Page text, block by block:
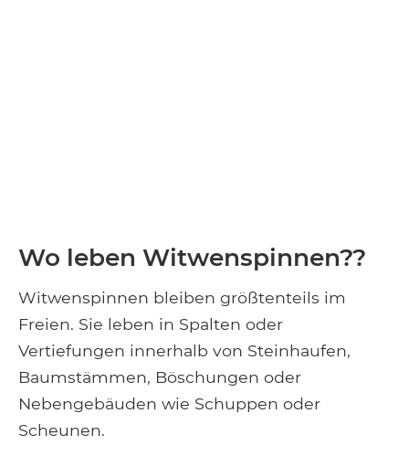
Wo leben Witwenspinnen??
Witwenspinnen bleiben größtenteils im
Freien. Sie leben in Spalten oder
Vertiefungen innerhalb von Steinhaufen,
Baumstämmen, Böschungen oder
Nebengebäuden wie Schuppen oder
Scheunen.